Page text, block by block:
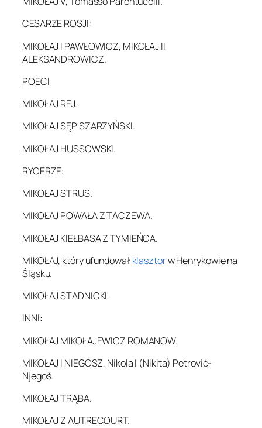
CESARZE ROSJI:
MIKOŁAJ I PAWŁOWICZ, MIKOŁAJ II
ALEKSANDROWICZ.
POECI:
MIKOŁAJ REJ.
MIKOŁAJ SĘP SZARZYŃSKI.
MIKOŁAJ HUSSOWSKI.
RYCERZE:
MIKOŁAJ STRUS.
MIKOŁAJ POWAŁA Z TACZEWA.
MIKOŁAJ KIEŁBASA Z TYMIEŃCA.
MIKOŁAJ, który ufundowałklasztorw Henrykowie na
Śląsku.
MIKOŁAJ STADNICKI.
INNI:
MIKOŁAJ MIKOŁAJEWICZ ROMANOW.
MIKOŁAJ I NIEGOSZ, Nikola I (Nikita) Petrović-
Njegoš.
MIKOŁAJ TRĄBA.
MIKOŁAJ Z AUTRECOURT.